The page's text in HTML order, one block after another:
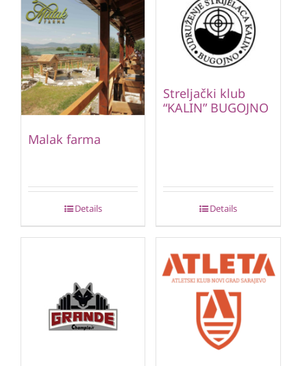
Malak farma
Details
Streljački klub
“KALIN” BUGOJNO
Details